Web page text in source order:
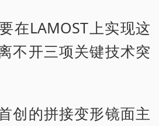
LAMOST上实现这
不开三项关键技术突
的拼接变形镜面主